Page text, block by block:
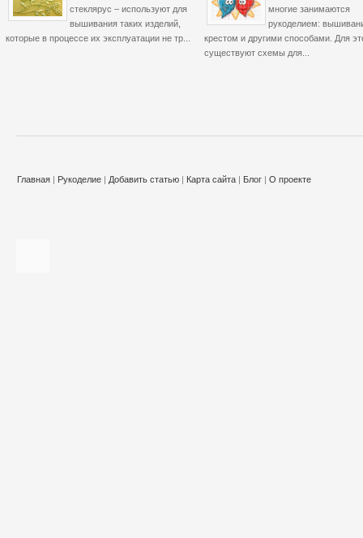
стеклярус – используют для
вышивания таких изделий,
которые в процессе их эксплуатации не тр...
многие занимаются
рукоделием:
крестом и другими способами. Для
существуют схемы для...
Главная | Рукоделие | Добавить статью | Карта сайта | Блог | О проекте